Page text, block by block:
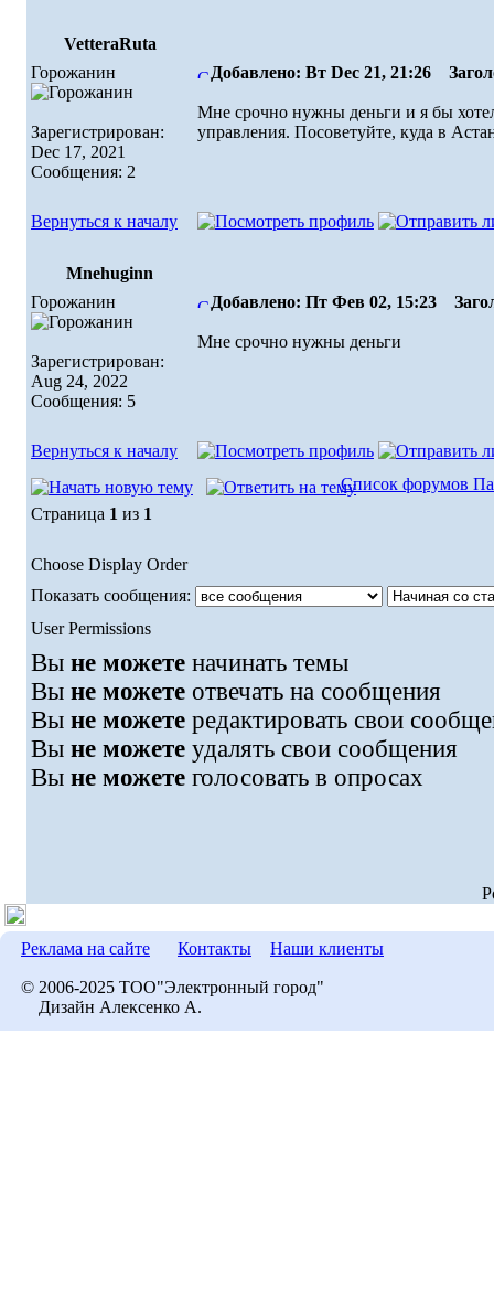
VetteraRuta
Горожанин
Зарегистрирован:
Dec 17, 2021
Сообщения: 2
Добавлено: Вт Dec 21, 21:26
Мне срочно нужны деньги и я бы
управления. Посоветуйте, куда в
Вернуться к началу
Mnehuginn
Горожанин
Зарегистрирован:
Aug 24, 2022
Сообщения: 5
Добавлено: Пт Фев 02, 15:23
Мне срочно нужны деньги
Вернуться к началу
Список форумов
Страница 1 из 1
Choose Display Order
Показать сообщения:
User Permissions
Вы не можете начинать темы
Вы не можете отвечать на сообщения
Вы не можете редактировать свои
Вы не можете удалять свои сообщения
Вы не можете голосовать в опросах
Реклама на сайте Контакты Наши клиенты
© 2006-2025 ТОО"Электронный город"
Дизайн Алексенко А.